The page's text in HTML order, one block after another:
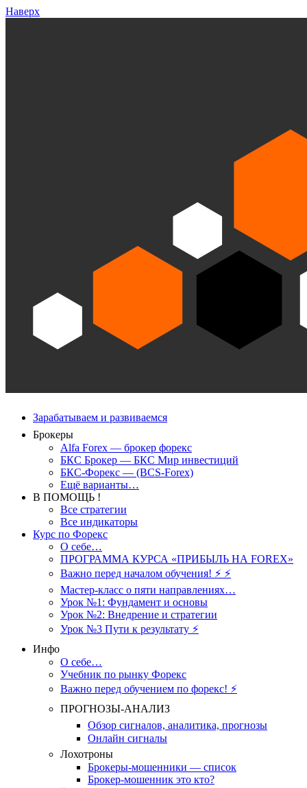
Наверх
Зарабатываем и развиваемся
Брокеры
Alfa Forex — брокер форекс
БКС Брокер — БКС Мир инвестиций
БКС-Форекс — (BCS-Forex)
Ещё варианты…
В ПОМОЩЬ !
Все стратегии
Все индикаторы
Курс по Форекс
О себе…
ПРОГРАММА КУРСА «ПРИБЫЛЬ НА FOREX»
Важно перед началом обучения! ⚡ ⚡
Мастер-класс о пяти направлениях…
Урок №1: Фундамент и основы
Урок №2: Внедрение и стратегии
Урок №3 Пути к результату ⚡️
Инфо
О себе…
Учебник по рынку Форекс
Важно перед обучением по форекс! ⚡
ПРОГНОЗЫ-АНАЛИЗ
Обзор сигналов, аналитика, прогнозы
Онлайн сигналы
Лохотроны
Брокеры-мошенники — список
Брокер-мошенник это кто?